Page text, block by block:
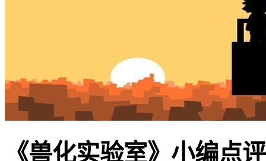
《兽化实验室》小编点